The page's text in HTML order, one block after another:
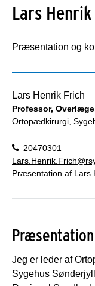
Lars
Præsentation og
Lars Henrik Frich
Professor,
Ortopædkirurgi,
20470301
Præsentation af Lars
Præsentation
Jeg er leder af
Sygehus